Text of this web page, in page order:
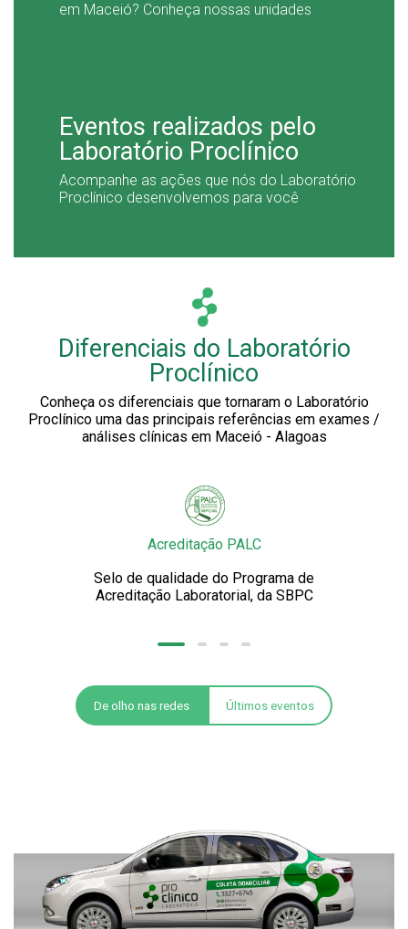
em Maceió? Conheça nossas unidades
Eventos realizados pelo
Laboratório Proclínico
Acompanhe as ações que nós do Laboratório
Proclínico desenvolvemos para você
Diferenciais do Laboratório
Proclínico
Conheça os diferenciais que tornaram o Laboratório
Proclínico uma das principais referências em exames /
análises clínicas em Maceió - Alagoas
Acreditação PALC
Selo de qualidade do Programa de
Acreditação Laboratorial, da SBPC
De olho nas redes Últimos eventos